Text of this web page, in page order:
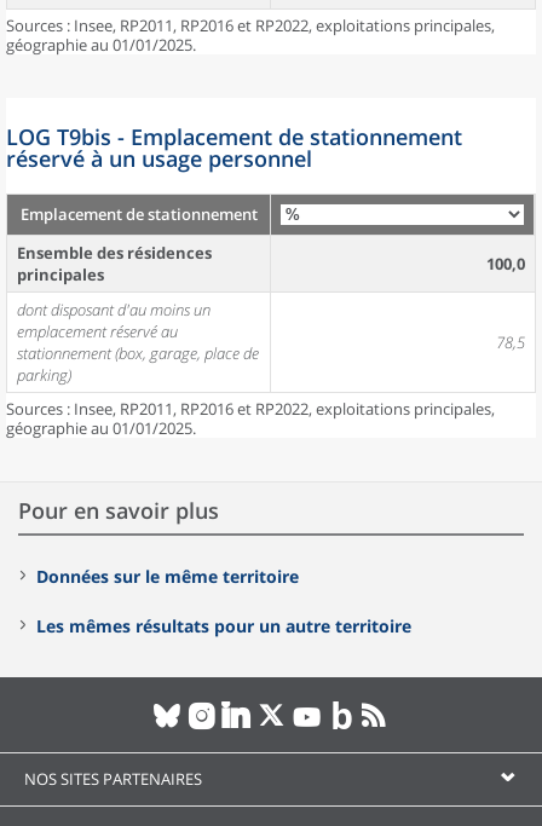
Sources : Insee, RP2011, RP2016 et RP2022, exploitations principales,
géographie au 01/01/2025.
LOG T9bis - Emplacement de stationnement
réservé à un usage personnel
Emplacement de stationnement
Ensemble des résidences
principales
100,0
dont disposant d'au moins un
emplacement réservé au
stationnement (box, garage, place de
parking)
78,5
Sources : Insee, RP2011, RP2016 et RP2022, exploitations principales,
géographie au 01/01/2025.
Pour en savoir plus
Données sur le même territoire
Les mêmes résultats pour un autre territoire
NOS SITES PARTENAIRES